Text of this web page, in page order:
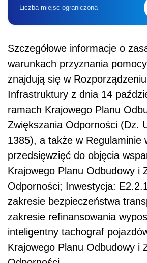
Liczba miejsc ograniczona
Szczegółowe informacje o
warunkach przyznania
znajdują się w
Infrastruktury z dnia 14
ramach Krajowego Planu
Zwiększania Odporności (Dz.
1385), a także w Regulaminie
przedsięwzięć do objęcia
Krajowego Planu Odbudowy i
Odporności; Inwestycja:
zakresie bezpieczeństwa
zakresie refinansowania
inteligentny tachograf
Krajowego Planu Odbudowy i